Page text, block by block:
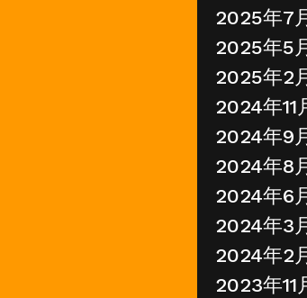
2025年7
2025年5
2025年2
2024年11
2024年9
2024年8
2024年6
2024年3
2024年2
2023年11